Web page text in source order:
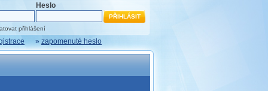
Heslo
přihlášení
» zapomenuté heslo